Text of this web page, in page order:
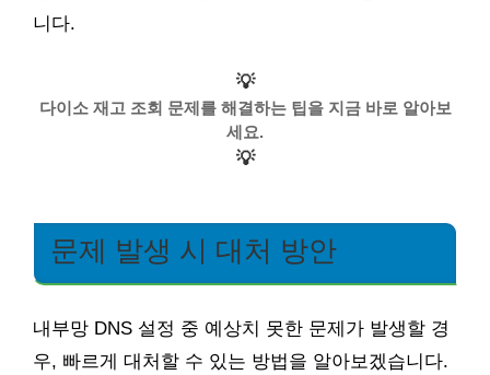
니다.
💡
다이소 재고 조회 문제를 해결하는 팁을 지금 바로 알아보
세요.
💡
문제 발생 시 대처 방안
내부망 DNS 설정 중 예상치 못한 문제가 발생할 경
우, 빠르게 대처할 수 있는 방법을 알아보겠습니다.